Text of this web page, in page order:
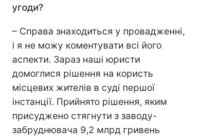
угоди?
– Справа знаходиться у провадженні,
і я не можу коментувати всі його
аспекти. Зараз наші юристи
домоглися рішення на користь
місцевих жителів в суді першої
інстанції. Прийнято рішення, яким
присуджено стягнути з заводу-
забруднювача 9,2 млрд гривень